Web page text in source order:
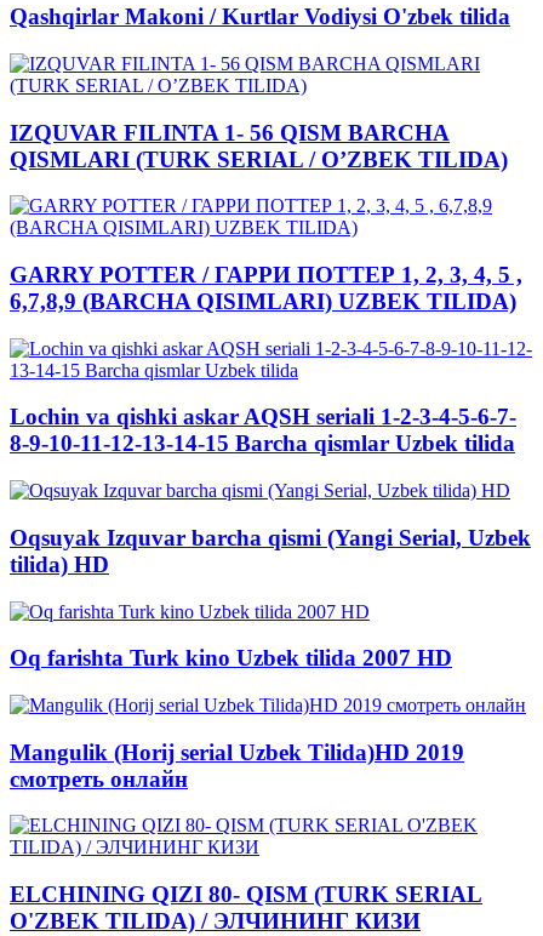
Qashqirlar Makoni / Kurtlar Vodiysi O'zbek tilida
IZQUVAR FILINTA 1- 56 QISM BARCHA
QISMLARI (TURK SERIAL / O’ZBEK TILIDA)
GARRY POTTER / ГАРРИ ПОТТЕР 1, 2, 3, 4, 5 ,
6,7,8,9 (BARCHA QISIMLARI) UZBEK TILIDA)
Lochin va qishki askar AQSH seriali 1-2-3-4-5-6-7-
8-9-10-11-12-13-14-15 Barcha qismlar Uzbek tilida
Oqsuyak Izquvar barcha qismi (Yangi Serial, Uzbek
tilida) HD
Oq farishta Turk kino Uzbek tilida 2007 HD
Mangulik (Horij serial Uzbek Tilida)HD 2019
смотреть онлайн
ELCHINING QIZI 80- QISM (TURK SERIAL
O'ZBEK TILIDA) / ЭЛЧИНИНГ КИЗИ